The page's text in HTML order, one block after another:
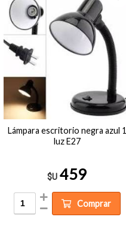
Lámpara escritorio negra azul 1
luz E27
$U 459
Comprar